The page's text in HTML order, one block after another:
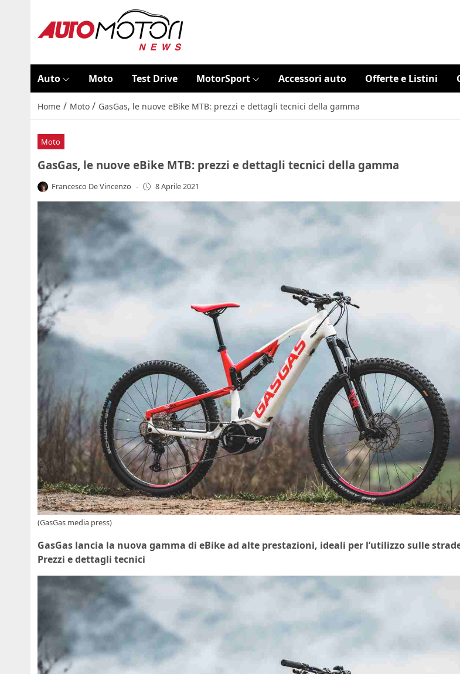
Auto Moto Test Drive MotorSport Accessori auto Offerte e Listini
Home / Moto / GasGas, le nuove eBike MTB: prezzi e dettagli tecnici della gamma
Moto
GasGas, le nuove eBike MTB: prezzi e dettagli tecnici della gamma
Francesco De Vincenzo - 8 Aprile 2021
(GasGas media press)
GasGas lancia la nuova gamma di eBike ad alte prestazioni, ideali per l’utilizzo sulle
Prezzi e dettagli tecnici